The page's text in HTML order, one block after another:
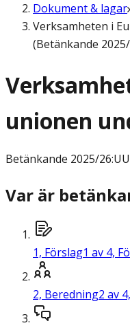
Dokument & lagar
Verksamheten i
(Betänkande
unionen
Betänkande 2025/
Var är
1, Förslag1 av 4,
2, Beredning2 av